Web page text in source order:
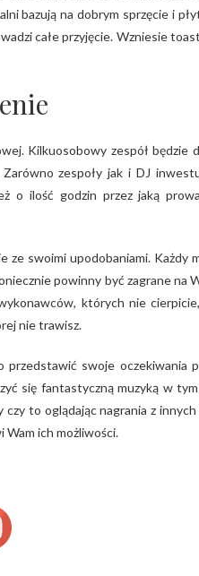
bazują na dobrym sprzęcie i
całe przyjęcie. Wzniesie
Kilkuosobowy zespół będzie
zespoły jak i DJ
o ilość godzin przez jaką
ze swoimi upodobaniami. Każdy
powinny być zagrane na
których nie
nie trawisz.
przedstawić swoje oczekiwania
się fantastyczną muzyką w
czy to oglądając nagrania z
ich możliwości.